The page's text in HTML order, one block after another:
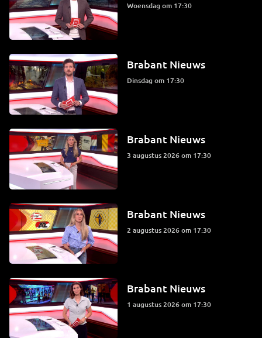
woensdag om 17:30
Brabant Nieuws
dinsdag om 17:30
Brabant Nieuws
3 augustus 2026 om 17:30
Brabant Nieuws
2 augustus 2026 om 17:30
Brabant Nieuws
1 augustus 2026 om 17:30